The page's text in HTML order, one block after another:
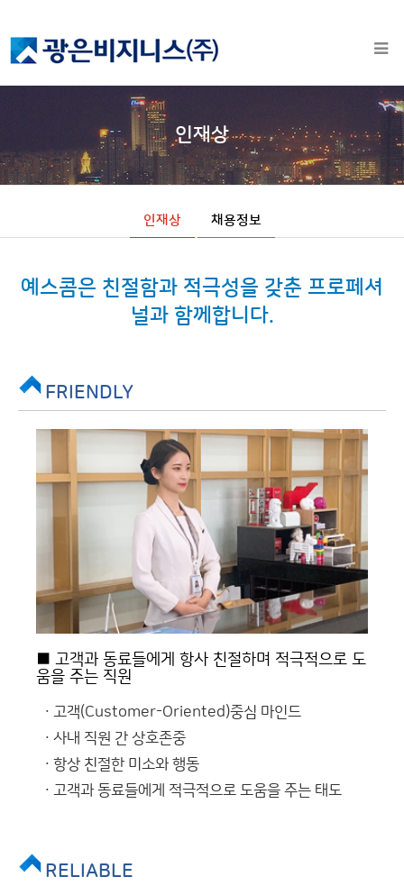
인재상
인재상 채용정보
예스콤은 친절함과 적극성을 갖춘 프로페셔
널과 함께합니다.
FRIENDLY
■ 고객과 동료들에게 항사 친절하며 적극적으로 도
움을 주는 직원
고객(Customer-Oriented)중심 마인드
사내 직원 간 상호존중
항상 친절한 미소와 행동
고객과 동료들에게 적극적으로 도움을 주는 태도
RELIABLE